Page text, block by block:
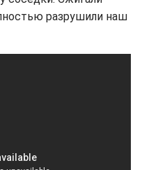
разрушили наш